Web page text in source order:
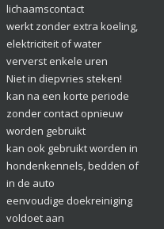
lichaamscontact
werkt zonder extra koeling,
elektriciteit of water
ververst enkele uren
Niet in diepvries steken!
kan na een korte periode
zonder contact opnieuw
worden gebruikt
kan ook gebruikt worden in
hondenkennels, bedden of
in de auto
eenvoudige doekreiniging
voldoet aan